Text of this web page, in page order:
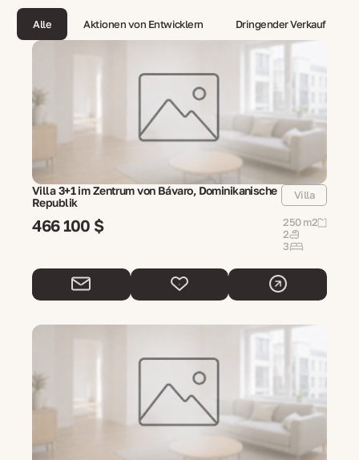
Alle Aktionen von Entwicklern Dringender Verkauf
Villa 3+1 im Zentrum von Bávaro, Dominikanische
Republik
Villa
466 100 $
250 m2
2
3